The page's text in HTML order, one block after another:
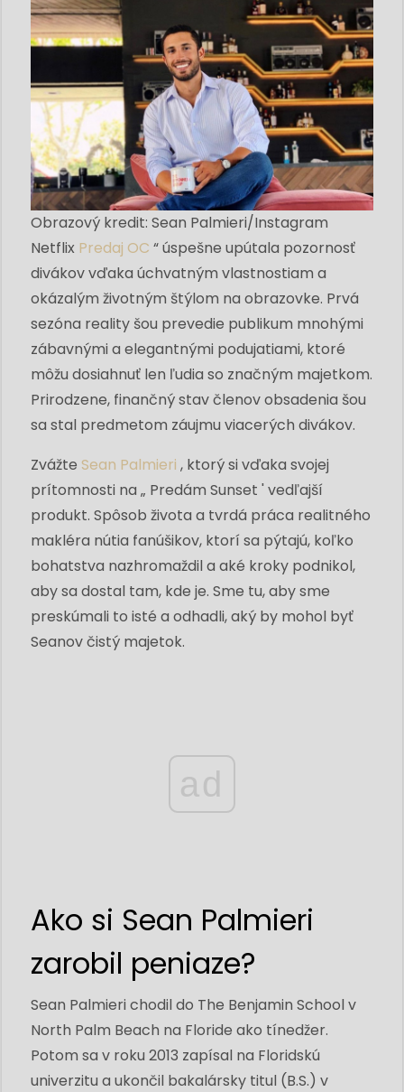
Obrazový kredit: Sean Palmieri/Instagram
Netflix Predaj OC “ úspešne upútala pozornosť
divákov vďaka úchvatným vlastnostiam a
okázalým životným štýlom na obrazovke. Prvá
sezóna reality šou prevedie publikum mnohými
zábavnými a elegantnými podujatiami, ktoré
môžu dosiahnuť len ľudia so značným majetkom.
Prirodzene, finančný stav členov obsadenia šou
sa stal predmetom záujmu viacerých divákov.
Zvážte Sean Palmieri , ktorý si vďaka svojej
prítomnosti na „ Predám Sunset ' vedľajší
produkt. Spôsob života a tvrdá práca realitného
makléra nútia fanúšikov, ktorí sa pýtajú, koľko
bohatstva nazhromaždil a aké kroky podnikol,
aby sa dostal tam, kde je. Sme tu, aby sme
preskúmali to isté a odhadli, aký by mohol byť
Seanov čistý majetok.
ad
Ako si Sean Palmieri
zarobil peniaze?
Sean Palmieri chodil do The Benjamin School v
North Palm Beach na Floride ako tínedžer.
Potom sa v roku 2013 zapísal na Floridskú
univerzitu a ukončil bakalársky titul (B.S.) v